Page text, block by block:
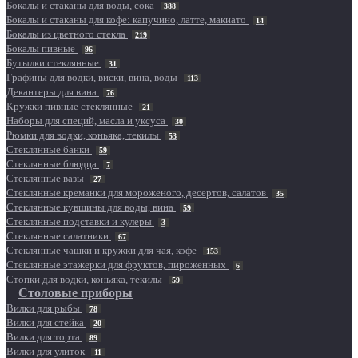
Бокалы и стаканы для воды, сока 388
Бокалы и стаканы для кофе: капучино, латте, макиато 14
Бокалы из цветного стекла 219
Бокалы пивные 96
Бутылки стеклянные 31
Графины для водки, виски, вина, воды 113
Декантеры для вина 76
Кружки пивные стеклянные 21
Наборы для специй, масла и уксуса 30
Рюмки для водки, коньяка, текилы 53
Стеклянные банки 59
Стеклянные блюдца 7
Стеклянные вазы 27
Стеклянные креманки для мороженого, десертов, салатов 35
Стеклянные кувшины для воды, вина 59
Стеклянные подставки и кулеры 3
Стеклянные салатники 67
Стеклянные чашки и кружки для чая, кофе 153
Стеклянные этажерки для фруктов, пироженных 6
Стопки для водки, коньяка, текилы 59
Столовые приборы
Вилки для рыбы 78
Вилки для стейка 20
Вилки для торта 89
Вилки для улиток 11